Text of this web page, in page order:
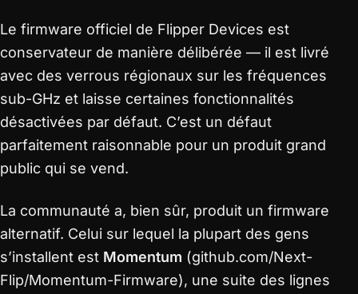
Le firmware officiel de Flipper Devices est
conservateur de manière délibérée — il est livré
avec des verrous régionaux sur les fréquences
sub-GHz et laisse certaines fonctionnalités
désactivées par défaut. C’est un défaut
parfaitement raisonnable pour un produit grand
public qui se vend.
La communauté a, bien sûr, produit un firmware
alternatif. Celui sur lequel la plupart des gens
s’installent est Momentum (github.com/Next-
Flip/Momentum-Firmware), une suite des lignes